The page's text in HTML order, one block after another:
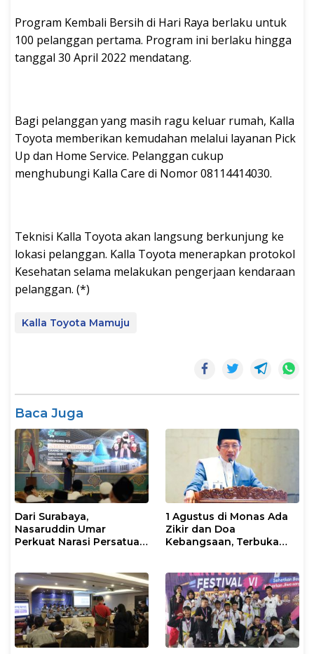
Program Kembali Bersih di Hari Raya berlaku untuk
100 pelanggan pertama. Program ini berlaku hingga
tanggal 30 April 2022 mendatang.
Bagi pelanggan yang masih ragu keluar rumah, Kalla
Toyota memberikan kemudahan melalui layanan Pick
Up dan Home Service. Pelanggan cukup
menghubungi Kalla Care di Nomor 08114414030.
Teknisi Kalla Toyota akan langsung berkunjung ke
lokasi pelanggan. Kalla Toyota menerapkan protokol
Kesehatan selama melakukan pengerjaan kendaraan
pelanggan. (*)
Kalla Toyota Mamuju
Baca Juga
Dari Surabaya,
Nasaruddin Umar
Perkuat Narasi Persatuan
1 Agustus di Monas Ada
Zikir dan Doa
Kebangsaan, Terbuka